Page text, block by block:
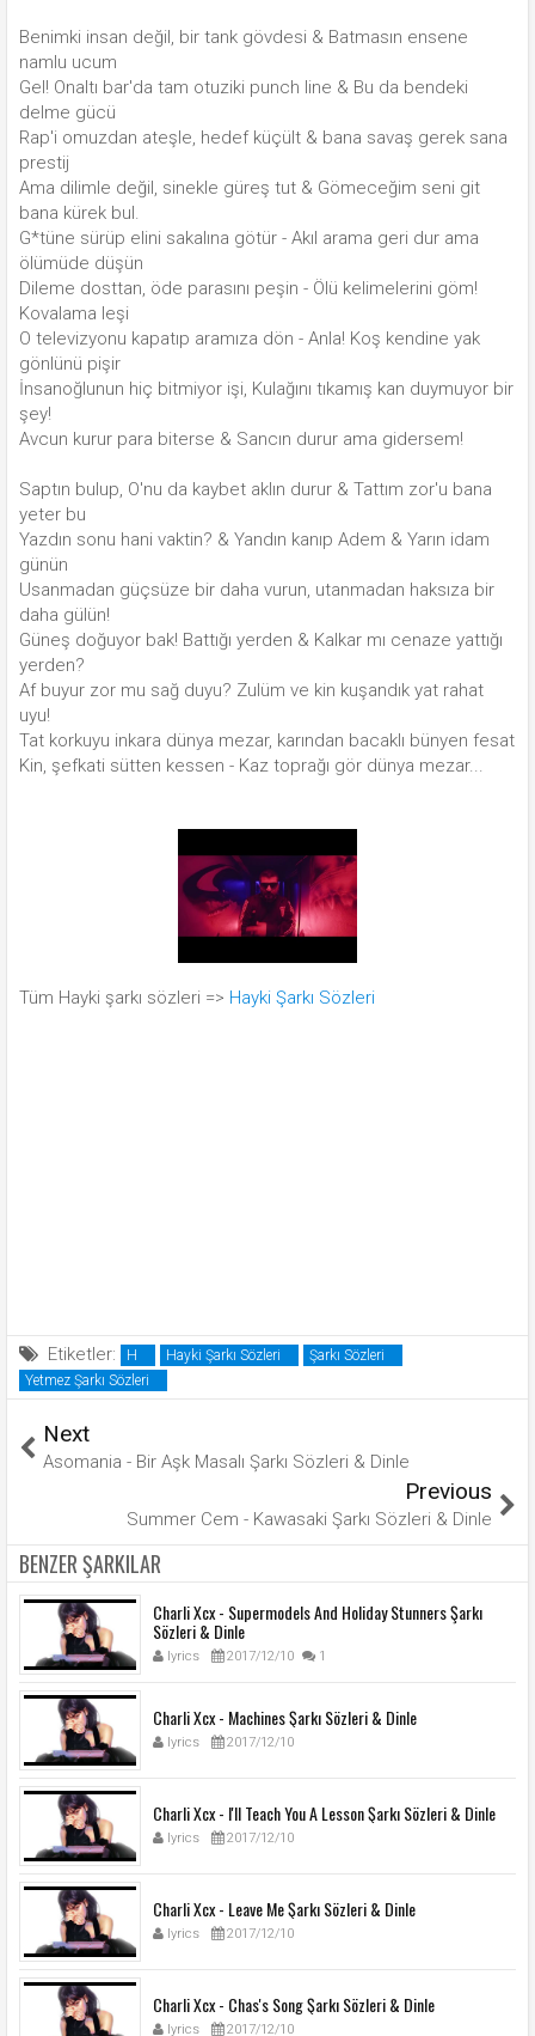
Benimki insan değil, bir tank gövdesi & Batmasın ensene
namlu ucum
Gel! Onaltı bar'da tam otuziki punch line & Bu da bendeki
delme gücü
Rap'i omuzdan ateşle, hedef küçült & bana savaş gerek sana
prestij
Ama dilimle değil, sinekle güreş tut & Gömeceğim seni git
bana kürek bul.
G*tüne sürüp elini sakalına götür - Akıl arama geri dur ama
ölümüde düşün
Dileme dosttan, öde parasını peşin - Ölü kelimelerini göm!
Kovalama leşi
O televizyonu kapatıp aramıza dön - Anla! Koş kendine yak
gönlünü pişir
İnsanoğlunun hiç bitmiyor işi, Kulağını tıkamış kan duymuyor bir
şey!
Avcun kurur para biterse & Sancın durur ama gidersem!
Saptın bulup, O'nu da kaybet aklın durur & Tattım zor'u bana
yeter bu
Yazdın sonu hani vaktin? & Yandın kanıp Adem & Yarın idam
günün
Usanmadan güçsüze bir daha vurun, utanmadan haksıza bir
daha gülün!
Güneş doğuyor bak! Battığı yerden & Kalkar mı cenaze yattığı
yerden?
Af buyur zor mu sağ duyu? Zulüm ve kin kuşandık yat rahat
uyu!
Tat korkuyu inkara dünya mezar, karından bacaklı bünyen fesat
Kin, şefkati sütten kessen - Kaz toprağı gör dünya mezar...
Tüm Hayki şarkı sözleri => Hayki Şarkı Sözleri
Etiketler: H Hayki Şarkı Sözleri
Şarkı Sözleri
Yetmez Şarkı Sözleri
Next
Asomania - Bir Aşk Masalı Şarkı Sözleri & Dinle
Previous
Summer Cem - Kawasaki Şarkı Sözleri & Dinle
BENZER ŞARKILAR
Charli Xcx - Supermodels And Holiday Stunners Şarkı
Sözleri & Dinle
lyrics 2017/12/10 1
Charli Xcx - Machines Şarkı Sözleri & Dinle
lyrics 2017/12/10
Charli Xcx - I'll Teach You A Lesson Şarkı Sözleri & Dinle
lyrics 2017/12/10
Charli Xcx - Leave Me Şarkı Sözleri & Dinle
lyrics 2017/12/10
Charli Xcx - Chas's Song Şarkı Sözleri & Dinle
lyrics 2017/12/10